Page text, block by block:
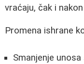
vraćaju, čak i
Promena ishrane
Smanjenje